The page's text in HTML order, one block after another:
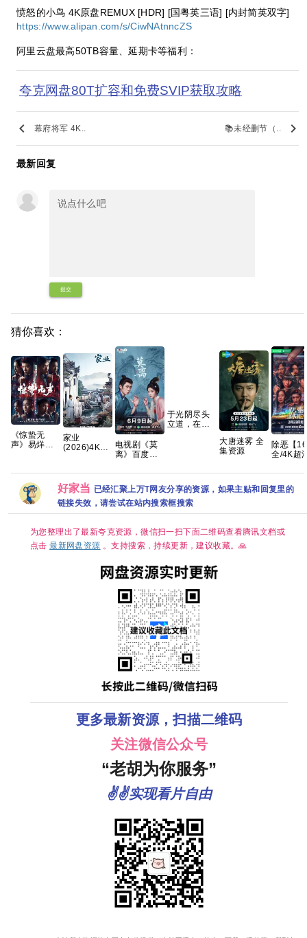
愤怒的小鸟 4K原盘REMUX [HDR] [国粤英三语] [内封简英双字]
https://www.alipan.com/s/CiwNAtnncZS
阿里云盘最高50TB容量、延期卡等福利：
夸克网盘80T扩容和免费SVIP获取攻略
keyboard_arrow_left 幕府将军 4K.. 📚未经删节（.. keyboard_arrow_right
最新回复
提交
猜你喜欢：
《惊蛰无
声》易烊千
幂 张译 刘诗
诗2026/剧
情/犯罪/4K
电影 夸克
家业
(2026)4K
HiveWeb/简
体中文/夸克
百度网盘/单
集1GB】
电视剧《莫
离》百度网
清免费资源
分享
于光阴尽头
立道，在轮
之外》典藏
大唐迷雾 全
集资源
除恶【
全/4K超
迷雾剧场
开年人性
罪大剧
好家当 已经汇聚上万T网友分享的资源，如果主贴和回复里的
链接失效，请尝试在站内搜索框搜索
为您整理出了最新夸克资源，微信扫一扫下面二维码查看腾讯文档或
点击最新网盘资源 。支持搜索，持续更新，建议收藏。🙏
更多最新资源，扫描二维码
关注微信公众号
“老胡为你服务”
✌✌实现看片自由